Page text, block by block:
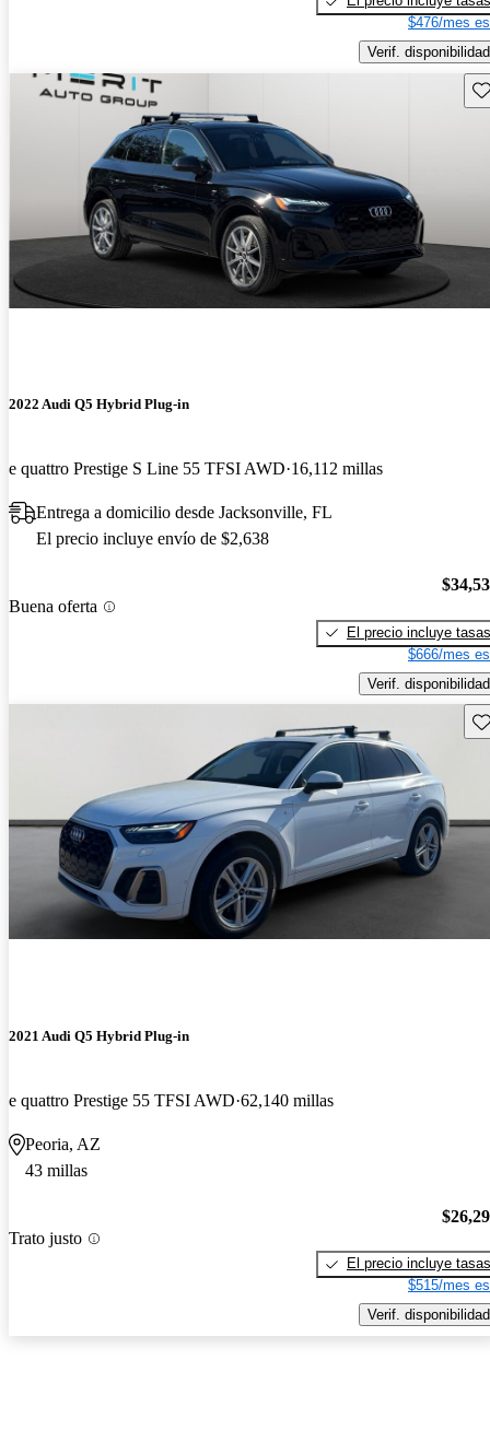
$476/mes
Verif. disponibilidad
2022 Audi Q5 Hybrid Plug-in
e quattro Prestige S Line 55 TFSI AWD 16,112 millas
Entrega a domicilio desde Jacksonville, FL
El precio incluye envío de $2,638
Buena oferta
El precio incluye tasas
$666/mes
Verif. disponibilidad
2021 Audi Q5 Hybrid Plug-in
e quattro Prestige 55 TFSI AWD 62,140 millas
Peoria, AZ
43 millas
Trato justo
El precio incluye tasas
$515/mes
Verif. disponibilidad